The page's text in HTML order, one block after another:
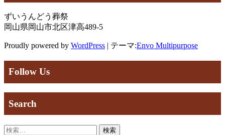
ずいうんどう葬祭
岡山県岡山市北区津高489-5
Proudly powered by WordPress | テーマ:Envo Multipurpose
Follow Us
Search
検